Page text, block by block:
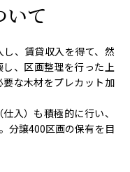
いて
、賃貸収入を得て、然
、区画整理を行った上
な木材をプレカット加
入）も積極的に行い、
分譲400区画の保有を目